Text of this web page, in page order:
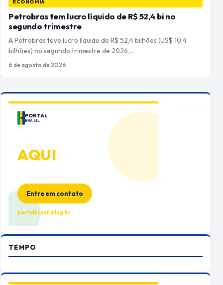
ECONOMIA
Petrobras tem lucro líquido de R$ 52,4 bi no
segundo trimestre
A Petrobras teve lucro líquido de R$ 52,4 bilhões (US$ 10,4
bilhões) no segundo trimestre de 2026,…
6 de agosto de 2026
PORTAL
BRASIL
AQUI
Entre em contato
portalbrasil.blog.br
TEMPO